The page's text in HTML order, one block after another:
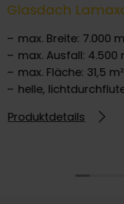
Glasdach
max. Breite: 7.000
max. Ausfall: 4.500
max. Fläche: 31,5 m²
helle,
Produktdetails